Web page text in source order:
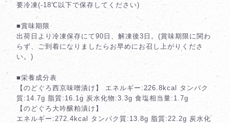
要冷凍(-18℃以下で保存してください)
■賞味期限
出荷日より冷凍保存にて90日、解凍後3日。(賞味期限に関わ
らず、ご到着になりましたらお早めにお召し上がりくださ
い。)
■栄養成分表
【のどぐろ西京味噌漬け】 エネルギー:226.8kcal タンパク
質:14.7g 脂質:16.1g 炭水化物:3.3g 食塩相当量:1.7g
【のどぐろ大吟醸粕漬け】
エネルギー:272.4kcal タンパク質:13.8g 脂質:22.2g 炭水化